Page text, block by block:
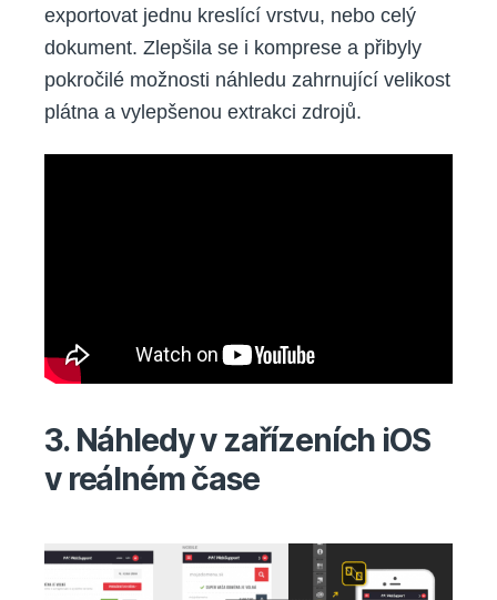
exportovat jednu kreslící vrstvu, nebo celý
dokument. Zlepšila se i komprese a přibyly
pokročilé možnosti náhledu zahrnující velikost
plátna a vylepšenou extrakci zdrojů.
3. Náhledy v zařízeních iOS
v reálném čase